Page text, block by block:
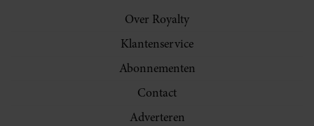
Over Royalty
Klantenservice
Abonnementen
Contact
Adverteren